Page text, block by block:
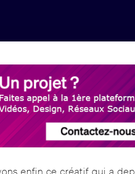
enfin ce créatif qui a